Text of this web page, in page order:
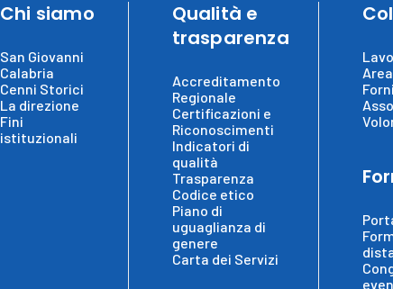
Chi siamo
San Giovanni
Calabria
Cenni Storici
La direzione
Fini
istituzionali
Qualità e
trasparenza
Accreditamento
Regionale
Certificazioni e
Riconoscimenti
Indicatori di
qualità
Trasparenza
Codice etico
Piano di
uguaglianza di
genere
Carta dei Servizi